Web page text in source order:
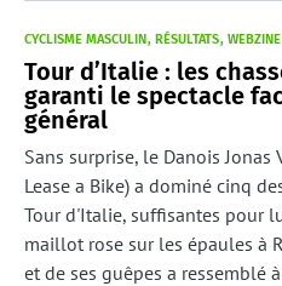
CYCLISME MASCULIN RÉSULTATS WEBZINE
Tour d’Italie : les
garanti le spectacle
général
Sans surprise, le Danois Jonas
Lease a Bike) a dominé cinq
Tour d'Italie, suffisantes pour
maillot rose sur les épaules à
et de ses guêpes a ressemblé